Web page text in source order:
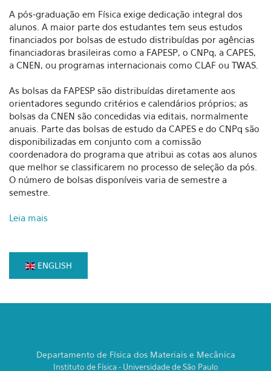
A pós-graduação em Física exige dedicação integral dos
alunos. A maior parte dos estudantes tem seus estudos
financiados por bolsas de estudo distribuídas por agências
financiadoras brasileiras como a FAPESP, o CNPq, a CAPES,
a CNEN, ou programas internacionais como CLAF ou TWAS.
As bolsas da FAPESP são distribuídas diretamente aos
orientadores segundo critérios e calendários próprios; as
bolsas da CNEN são concedidas via editais, normalmente
anuais. Parte das bolsas de estudo da CAPES e do CNPq são
disponibilizadas em conjunto com a comissão
coordenadora do programa que atribui as cotas aos alunos
que melhor se classificarem no processo de seleção da pós.
O número de bolsas disponíveis varia de semestre a
semestre.
Leia mais
ENGLISH
Departamento de Física dos Materiais e Mecânica
Instituto de Física - Universidade de São Paulo